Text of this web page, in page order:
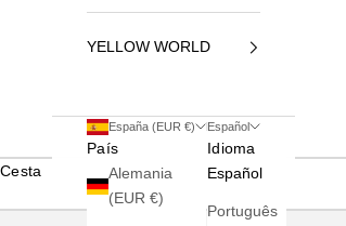
YELLOW WORLD
España (EUR €)
País
Alemania
(EUR €)
Español
Idioma
Español
Português
Cesta